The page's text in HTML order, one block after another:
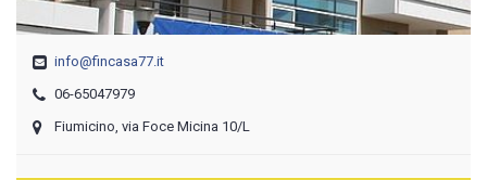
info@fincasa77.it
06-65047979
Fiumicino, via Foce Micina 10/L